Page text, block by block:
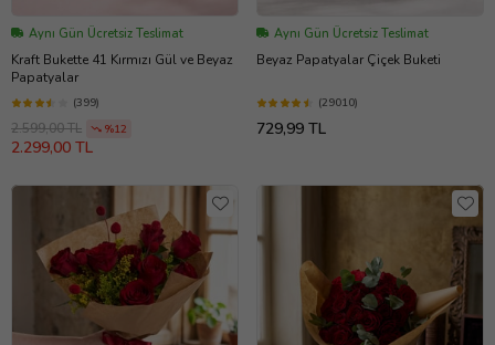
Aynı Gün Ücretsiz Teslimat
Kraft Bukette 41 Kırmızı Gül ve Beyaz
Papatyalar
(399)
2.599,00 TL %12
2.299,00 TL
Aynı Gün Ücretsiz Teslimat
Beyaz Papatyalar Çiçek Buketi
(29010)
729,99 TL